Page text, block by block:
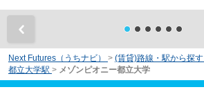
Next Futures（うちナビ） > (賃貸)路線・駅から探す
都立大学駅 > メゾンピオニー都立大学